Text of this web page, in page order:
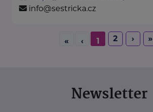
info@sestricka.cz
« ‹ 1 2 › »
Newsletter